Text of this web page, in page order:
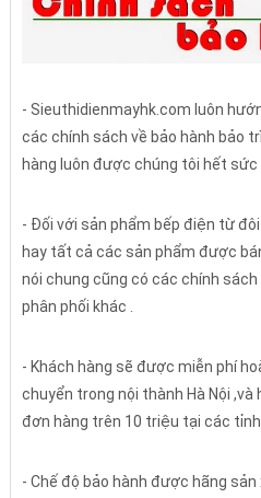
- Sieuthidienmayhk.com luôn
các chính sách về bảo hành bảo
hàng luôn được chúng tôi hết sức
- Đối với sản phẩm bếp điện từ đôi
hay tất cả các sản phẩm được
nói chung cũng có các chính
phân phối khác .
- Khách hàng sẽ được miễn phí
chuyển trong nội thành Hà Nội
đơn hàng trên 10 triệu tại các tỉnh
- Chế độ bảo hành được hãng